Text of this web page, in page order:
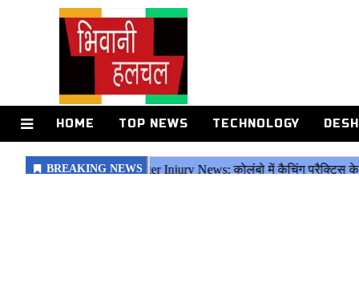
HOME TOP NEWS TECHNOLOGY